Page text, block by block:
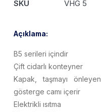
SKU
VHG 5
Açıklama:
B5 serileri içindir
Çift cidarlı konteyner
Kapak, taşmayı
gösterge camı içerir
Elektrikli ısıtma